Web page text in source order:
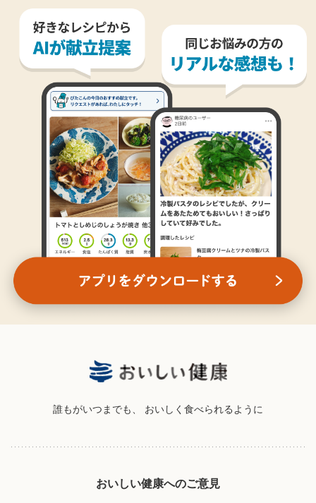
誰もがいつまでも、 おいしく食べられるように
おいしい健康へのご意見